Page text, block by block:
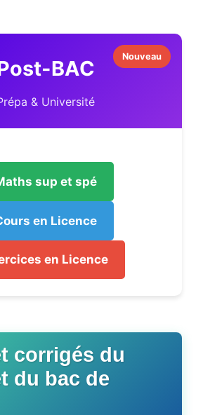
Nouveau
BAC
& Université
sup et spé
en Licence
en Licence
corrigés du
du bac de